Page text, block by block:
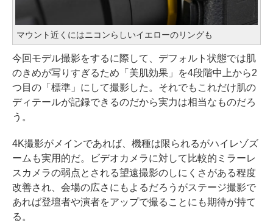
マウント近くにはニコンらしいイエローのリングも
今回モデル撮影をするに際して、デフォルト状態では肌
のきめが写りすぎるため「美肌効果」を4段階中上から2
つ目の「標準」にして撮影した。それでもこれだけ肌の
ディテールが記録できるのだから実力は相当なものだろ
う。
4K撮影がメインであれば、機種は限られるがハイレゾズ
ームも実用的だ。ビデオカメラに対して比較的ミラーレ
スカメラの弱点とされる望遠撮影のしにくさがある程度
改善され、会場の広さにもよるだろうがステージ撮影で
あれば登壇者や演者をアップで撮ることにも期待が持て
る。